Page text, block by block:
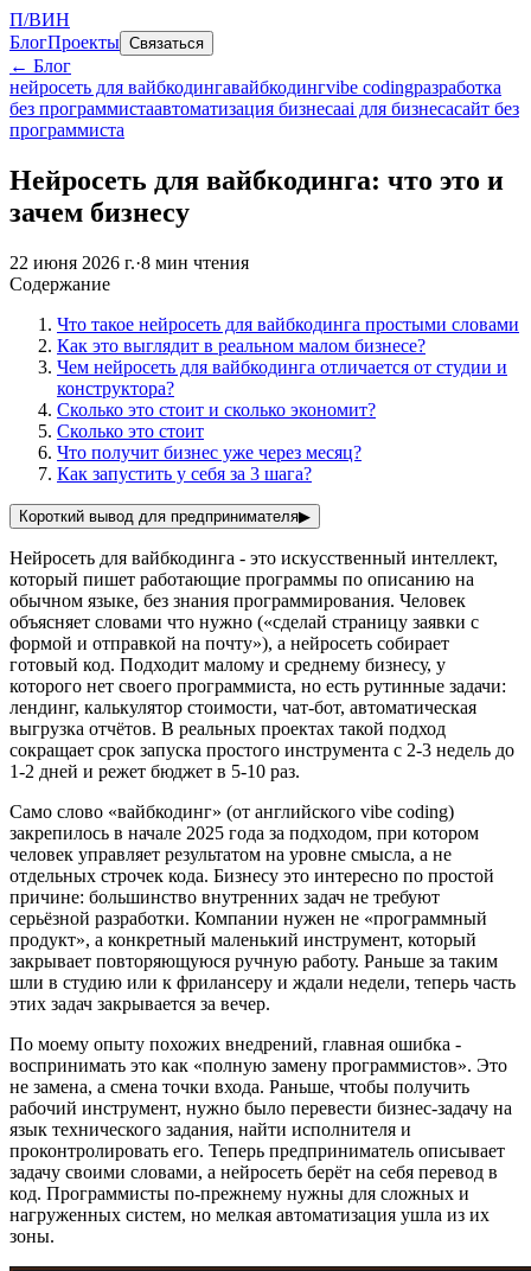
П/ВИН
БлогПроекты Связаться
← Блог
нейросеть для вайбкодингавайбкодингvibe codingразработка
без программистаавтоматизация бизнесаai для бизнесасайт без
программиста
Нейросеть для вайбкодинга: что это и
зачем бизнесу
22 июня 2026 г.·8 мин чтения
Содержание
Что такое нейросеть для вайбкодинга простыми словами
Как это выглядит в реальном малом бизнесе?
Чем нейросеть для вайбкодинга отличается от студии и
конструктора?
Сколько это стоит и сколько экономит?
Сколько это стоит
Что получит бизнес уже через месяц?
Как запустить у себя за 3 шага?
Короткий вывод для предпринимателя▶
Нейросеть для вайбкодинга - это искусственный интеллект,
который пишет работающие программы по описанию на
обычном языке, без знания программирования. Человек
объясняет словами что нужно («сделай страницу заявки с
формой и отправкой на почту»), а нейросеть собирает
готовый код. Подходит малому и среднему бизнесу, у
которого нет своего программиста, но есть рутинные задачи:
лендинг, калькулятор стоимости, чат-бот, автоматическая
выгрузка отчётов. В реальных проектах такой подход
сокращает срок запуска простого инструмента с 2-3 недель до
1-2 дней и режет бюджет в 5-10 раз.
Само слово «вайбкодинг» (от английского vibe coding)
закрепилось в начале 2025 года за подходом, при котором
человек управляет результатом на уровне смысла, а не
отдельных строчек кода. Бизнесу это интересно по простой
причине: большинство внутренних задач не требуют
серьёзной разработки. Компании нужен не «программный
продукт», а конкретный маленький инструмент, который
закрывает повторяющуюся ручную работу. Раньше за таким
шли в студию или к фрилансеру и ждали недели, теперь часть
этих задач закрывается за вечер.
По моему опыту похожих внедрений, главная ошибка -
воспринимать это как «полную замену программистов». Это
не замена, а смена точки входа. Раньше, чтобы получить
рабочий инструмент, нужно было перевести бизнес-задачу на
язык технического задания, найти исполнителя и
проконтролировать его. Теперь предприниматель описывает
задачу своими словами, а нейросеть берёт на себя перевод в
код. Программисты по-прежнему нужны для сложных и
нагруженных систем, но мелкая автоматизация ушла из их
зоны.